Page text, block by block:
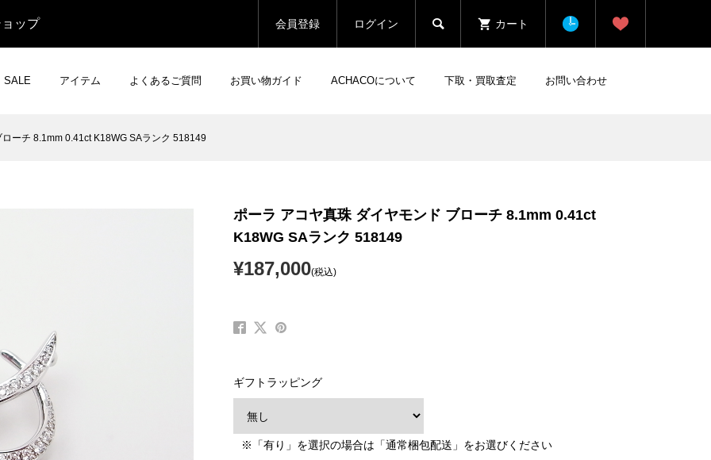
ップ 会員登録 ログイン  カート
SALE アイテム よくあるご質問 お買い物ガイド ACHACOについて 下取・買取査定 お問い合わせ
ーチ 8.1mm 0.41ct K18WG SAランク 518149
ポーラ アコヤ真珠 ダイヤモンド ブローチ 8.1mm 0.41ct
K18WG SAランク 518149
¥187,000(税込)
ギフトラッピング
※「有り」を選択の場合は「通常梱包配送」をお選びください